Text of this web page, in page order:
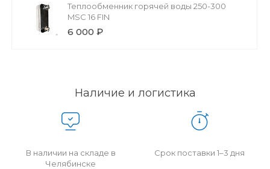
Теплообменник горячей воды 250-300
MSC 16 FIN
6 000 ₽
Наличие и логистика
В наличии на складе в
Челябинске
Срок поставки 1–3 дня